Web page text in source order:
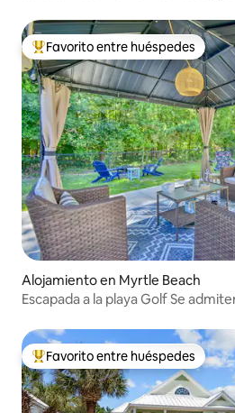
Favorito entre huéspedes
Favorito entre huéspedes
Alojamiento en Myrtle Beach
Escapada a la playa Golf Se
Favorito entre huéspedes
Favorito entre huéspedes